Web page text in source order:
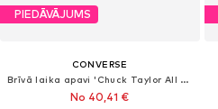
PIEDĀVĀJUMS
CONVERSE
Brīvā laika apavi 'Chuck Taylor All Star'
No 40,41 €